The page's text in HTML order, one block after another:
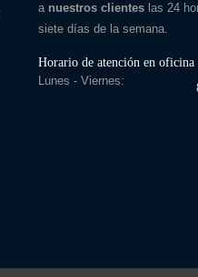
a nuestros clienteslas 24
siete días de la semana.
Horario de atención en oficina
Lunes - Viernes: